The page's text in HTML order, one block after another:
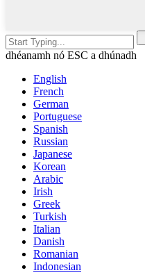
dhéanamh nó ESC a dhúnadh
English
French
German
Portuguese
Spanish
Russian
Japanese
Korean
Arabic
Irish
Greek
Turkish
Italian
Danish
Romanian
Indonesian